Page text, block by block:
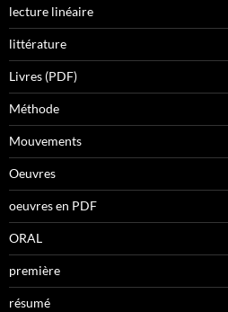
lecture linéaire
littérature
Livres (PDF)
Méthode
Mouvements
Oeuvres
oeuvres en PDF
ORAL
première
résumé